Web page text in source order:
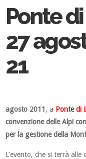
Ponte
27
21
agosto 2011, a Ponte di
convenzione delle Alpi
per la gestione della
L’evento, che si terrà alle